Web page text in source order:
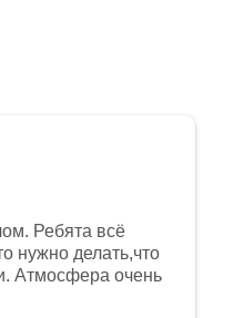
Ребята всё
нужно делать,что
Атмосфера очень